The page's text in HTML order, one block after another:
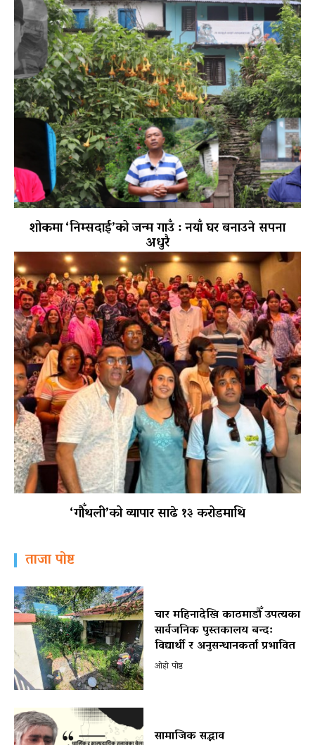
शोकमा ‘निम्सदाई’को जन्म गाउँ : नयाँ घर बनाउने सपना
अधुरै
‘गौँथली’को व्यापार साढे १३ करोडमाथि
ताजा पोष्ट
चार महिनादेखि काठमाडौँ उपत्यका
सार्वजनिक पुस्तकालय बन्द:
विद्यार्थी र अनुसन्धानकर्ता प्रभावित
ओहो पोष्ट
सामाजिक सद्भाव